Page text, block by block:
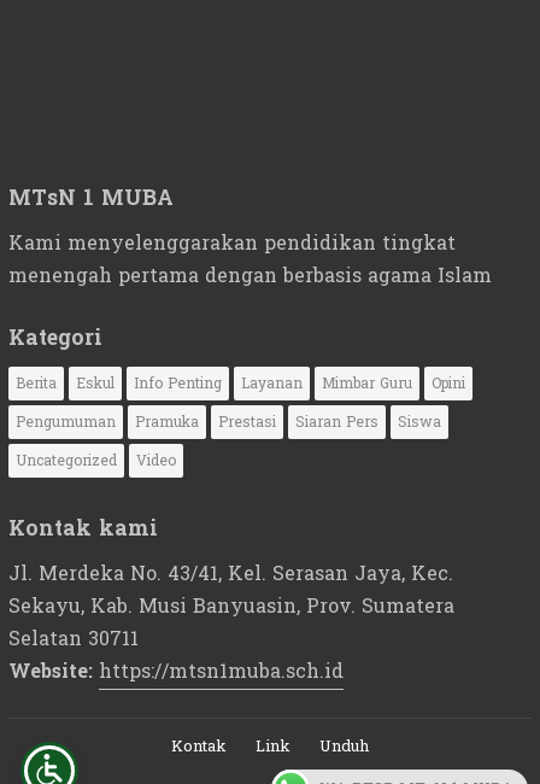
MTsN 1 MUBA
Kami menyelenggarakan pendidikan tingkat
menengah pertama dengan berbasis agama Islam
Kategori
Berita Eskul Info Penting Layanan Mimbar Guru
Opini
Pengumuman
Pramuka Prestasi Siaran Pers
Siswa
Uncategorized
Video
Kontak kami
Jl. Merdeka No. 43/41, Kel. Serasan Jaya, Kec.
Sekayu, Kab. Musi Banyuasin, Prov. Sumatera
Selatan 30711
Website: https://mtsn1muba.sch.id
Kontak Link
Unduh